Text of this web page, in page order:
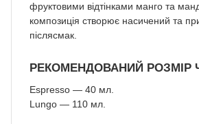
фруктовими відтінками манго та
композиція створює насичений та
післясмак.
РЕКОМЕНДОВАНИЙ РОЗМІР
Espresso — 40 мл.
Lungo — 110 мл.